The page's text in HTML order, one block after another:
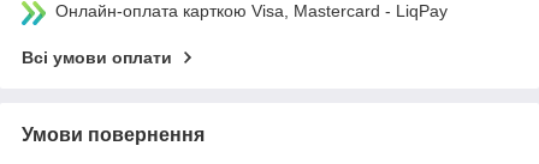
Онлайн-оплата карткою Visa, Mastercard - LiqPay
Всі умови оплати
Умови повернення